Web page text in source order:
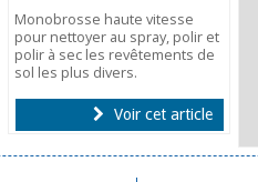
Monobrosse haute vitesse
pour nettoyer au spray, polir et
polir à sec les revêtements de
sol les plus divers.
Voir cet article